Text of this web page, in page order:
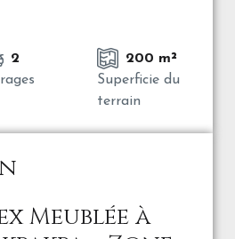
2
200 m²
Superficie du
terrain
Meublée à